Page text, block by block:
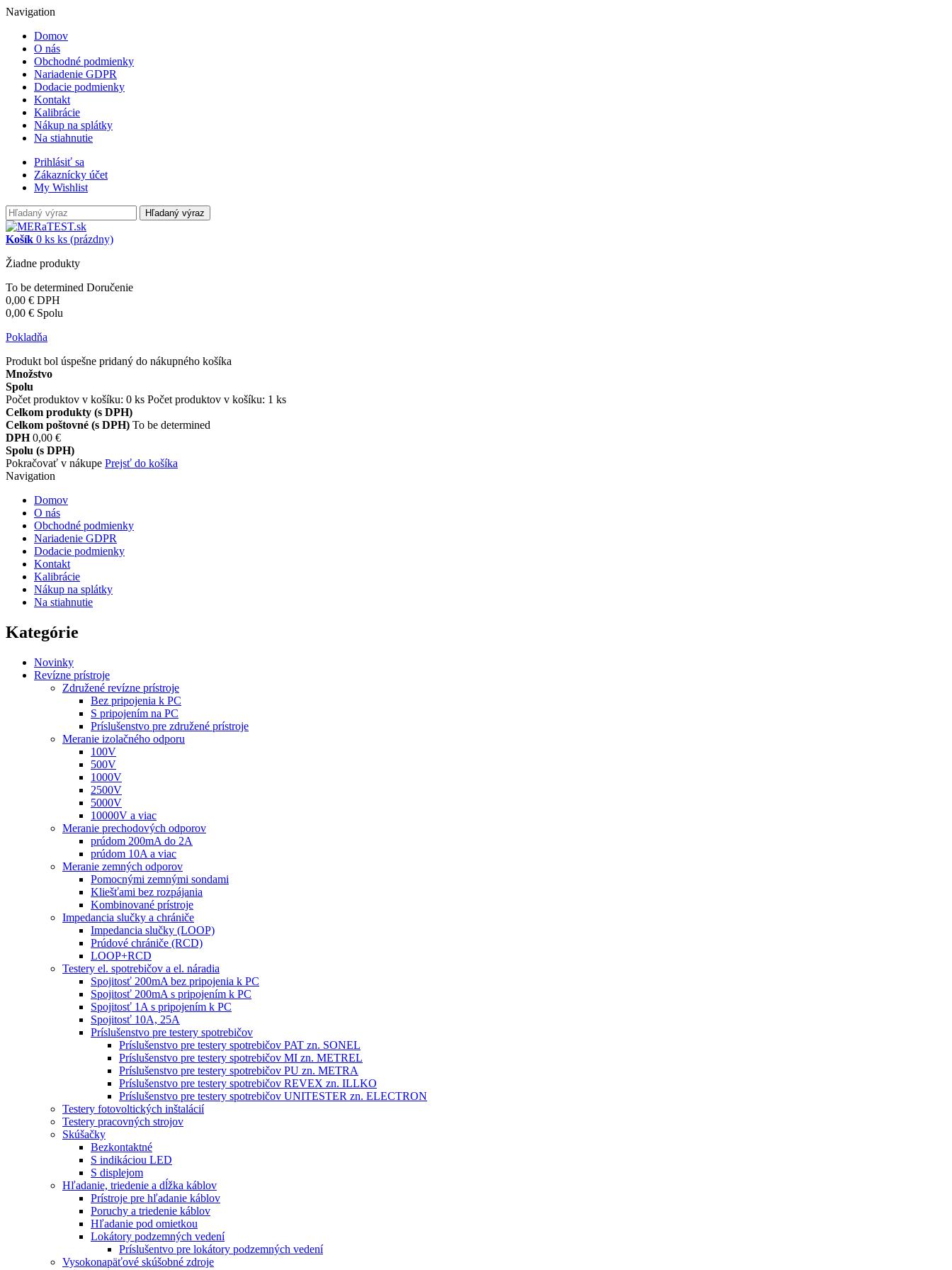
Navigation
Domov
O nás
Obchodné podmienky
Nariadenie GDPR
Dodacie podmienky
Kontakt
Kalibrácie
Nákup na splátky
Na stiahnutie
Prihlásiť sa
Zákaznícky účet
My Wishlist
Hľadaný výraz
Košík 0 ks ks (prázdny)
Žiadne produkty
To be determined Doručenie
0,00 € DPH
0,00 € Spolu
Pokladňa
Produkt bol úspešne pridaný do nákupného košíka
Množstvo
Spolu
Počet produktov v košíku: 0 ks Počet produktov v košíku: 1 ks
Celkom produkty (s DPH)
Celkom poštovné (s DPH) To be determined
DPH 0,00 €
Spolu (s DPH)
Pokračovať v nákupe Prejsť do košíka
Navigation
Domov
O nás
Obchodné podmienky
Nariadenie GDPR
Dodacie podmienky
Kontakt
Kalibrácie
Nákup na splátky
Na stiahnutie
Kategórie
Novinky
Revízne prístroje
Združené revízne prístroje
Bez pripojenia k PC
S pripojením na PC
Príslušenstvo pre združené prístroje
Meranie izolačného odporu
100V
500V
1000V
2500V
5000V
10000V a viac
Meranie prechodových odporov
prúdom 200mA do 2A
prúdom 10A a viac
Meranie zemných odporov
Pomocnými zemnými sondami
Kliešťami bez rozpájania
Kombinované prístroje
Impedancia slučky a chrániče
Impedancia slučky (LOOP)
Prúdové chrániče (RCD)
LOOP+RCD
Testery el. spotrebičov a el. náradia
Spojitosť 200mA bez pripojenia k PC
Spojitosť 200mA s pripojením k PC
Spojitosť 1A s pripojením k PC
Spojitosť 10A, 25A
Príslušenstvo pre testery spotrebičov
Príslušenstvo pre testery spotrebičov PAT zn. SONEL
Príslušenstvo pre testery spotrebičov MI zn. METREL
Príslušenstvo pre testery spotrebičov PU zn. METRA
Príslušenstvo pre testery spotrebičov REVEX zn. ILLKO
Príslušenstvo pre testery spotrebičov UNITESTER zn. ELECTRON
Testery fotovoltických inštalácií
Testery pracovných strojov
Skúšačky
Bezkontaktné
S indikáciou LED
S displejom
Hľadanie, triedenie a dĺžka káblov
Prístroje pre hľadanie káblov
Poruchy a triedenie káblov
Hľadanie pod omietkou
Lokátory podzemných vedení
Príslušentvo pre lokátory podzemných vedení
Vysokonapäťové skúšobné zdroje